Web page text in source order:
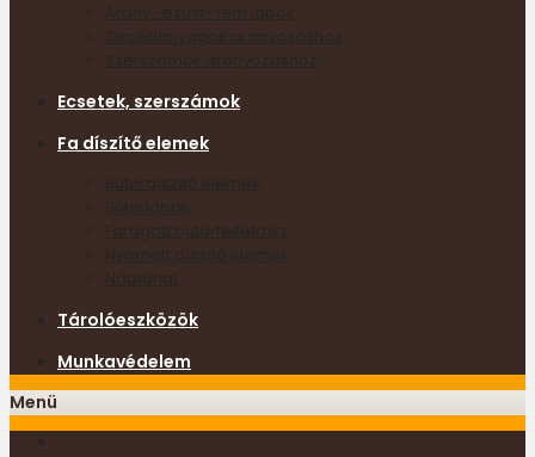
Arany- ezüst- fém lapok
Segédanyagok aranyozáshoz
Szerszámok aranyozáshoz
Ecsetek, szerszámok
Fa díszítő elemek
Bútordíszítő elemek
Bútorlábak
Faragott bútorfeltétdísz
Nyomott díszítő elemek
Tárolóeszközök
Munkavédelem
Menü